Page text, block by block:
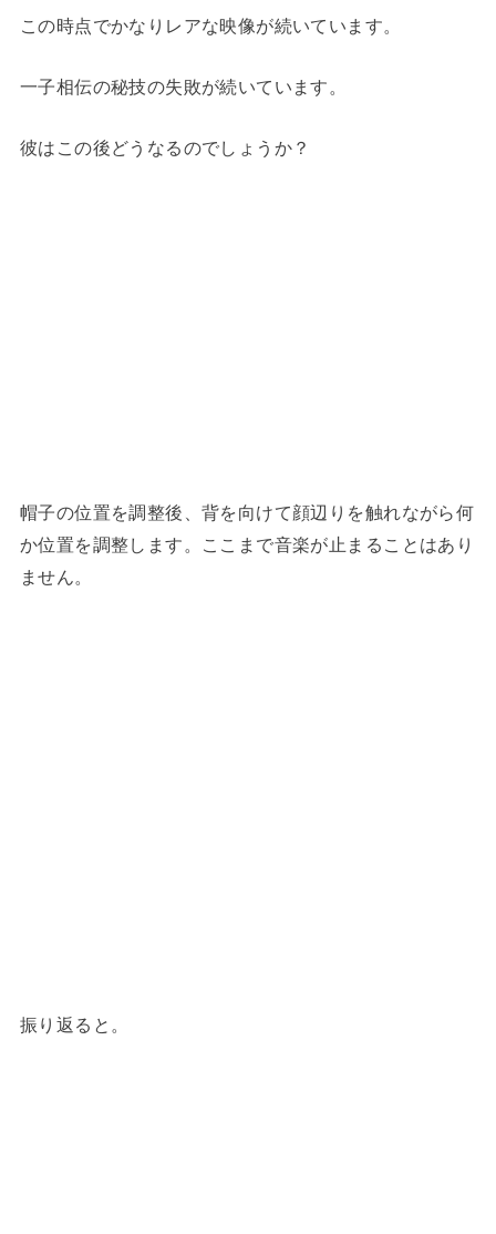
この時点でかなりレアな映像が続いています。
一子相伝の秘技の失敗が続いています。
彼はこの後どうなるのでしょうか？
帽子の位置を調整後、背を向けて顔辺りを触れながら何
か位置を調整します。ここまで音楽が止まることはあり
ません。
振り返ると。